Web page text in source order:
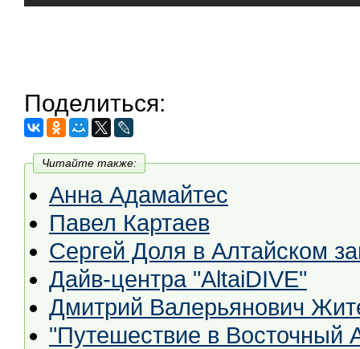
Поделиться:
Читайте также:
Анна Адамайтес
Павел Картаев
Сергей Доля в Алтайском
Дайв-центра "AltaiDIVE"
Дмитрий Валерьянович
"Путешествие в Восточный